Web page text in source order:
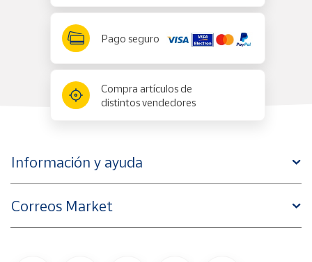
Pago seguro
Compra artículos de
distintos vendedores
Información y ayuda
Correos Market